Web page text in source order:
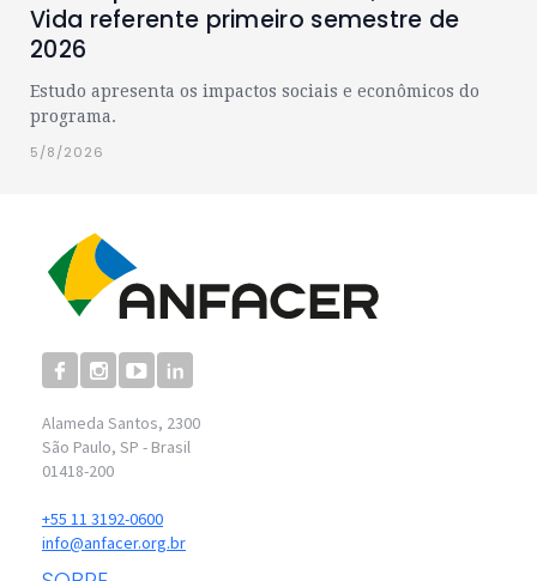
Vida referente primeiro semestre de
2026
Estudo apresenta os impactos sociais e econômicos do
programa.
5/8/2026
Alameda Santos, 2300
São Paulo, SP - Brasil
01418-200
+55 11 3192-0600
info@anfacer.org.br